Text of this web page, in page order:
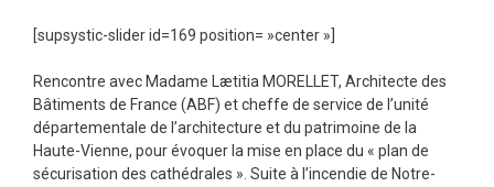
[supsystic-slider id=169 position= »center »]
Rencontre avec Madame Lætitia MORELLET, Architecte des
Bâtiments de France (ABF) et cheffe de service de l’unité
départementale de l’architecture et du patrimoine de la
Haute-Vienne, pour évoquer la mise en place du « plan de
sécurisation des cathédrales ». Suite à l’incendie de Notre-